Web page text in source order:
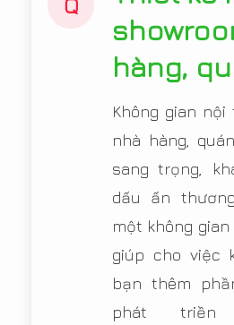
Q
hàng,
Không gian nội
nhà hàng,
sang trọng,
dấu ấn
một không
giúp cho việc
bạn thêm
phát triền